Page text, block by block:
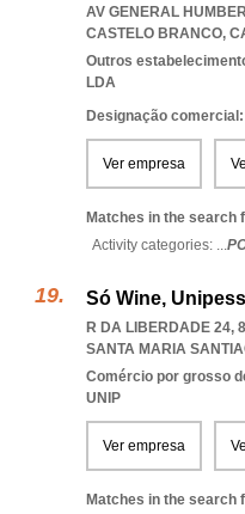
AV GENERAL
CASTELO BRANCO,
Outros
LDA
Designação comercial:
Ver empresa
Matches in the search
Activity categories: ...
Só Wine,
R DA LIBERDADE 24,
SANTA MARIA
Comércio por grosso
UNIP
Ver empresa
Matches in the search